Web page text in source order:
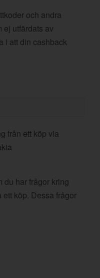
och andra
ej utfärdats av
i att din cashback
från ett köp via
du har frågor kring
köp. Dessa frågor